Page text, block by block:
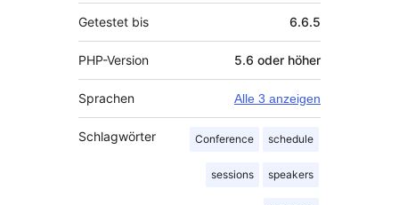
Getestet bis 6.6.5
PHP-Version 5.6 oder höher
Sprachen Alle 3 anzeigen
Schlagwörter Conference schedule
sessions speakers